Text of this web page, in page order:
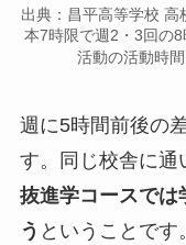
出典：昌平高等学校 高
本7時限で週2・3回の
活動の活動時
週に5時間前後の
す。同じ校舎に通
抜進学コースでは
う ということです。